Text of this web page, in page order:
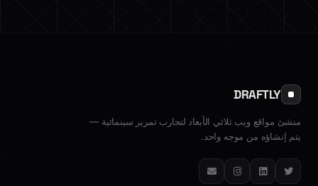
DRAFTLY
منشئ مواقع ويب ثلاثي الأبعاد لتجارب تمرير سينمائية —
يتم إنشاؤه من موجه واحد.
تويتر لينكدإنإنستغرامالبريد الإلكتروني